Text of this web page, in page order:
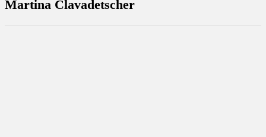
Martina Clavadetscher